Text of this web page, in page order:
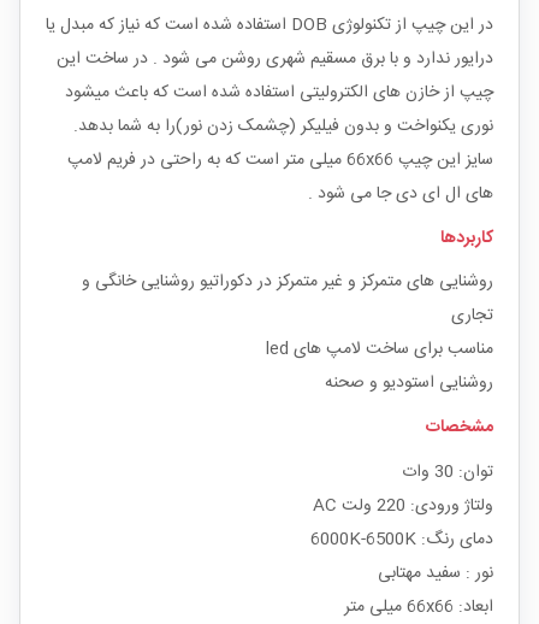
در این چیپ از تکنولوژی DOB استفاده شده است که نیاز که مبدل یا
درایور ندارد و با برق مسقیم شهری روشن می شود . در ساخت این
چیپ از خازن های الکترولیتی استفاده شده است که باعث میشود
نوری یکنواخت و بدون فیلیکر (چشمک زدن نور)را به شما بدهد.
سایز این چیپ 66x66 میلی متر است که به راحتی در فریم لامپ
های ال ای دی جا می شود .
کاربردها
روشنایی های متمرکز و غیر متمرکز در دکوراتیو روشنایی خانگی و
تجاری
مناسب برای ساخت لامپ های led
روشنایی استودیو و صحنه
مشخصات
توان: 30 وات
ولتاژ ورودی: 220 ولت AC
دمای رنگ: 6000K-6500K
نور : سفید مهتابی
ابعاد: 66x66 میلی متر